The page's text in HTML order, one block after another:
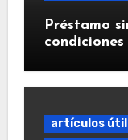
Préstamo
artículos